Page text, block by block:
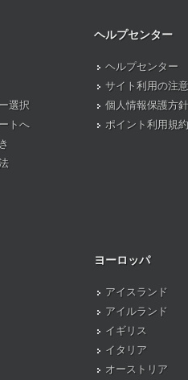
選択
トへ
ヘルプセンター
ヘルプセンター
サイト利用の注意
個人情報保護方針
ポイント利用規約
ヨーロッパ
アイスランド
アイルランド
イギリス
イタリア
オーストリア